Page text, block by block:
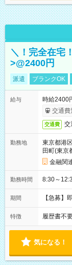
＼！完全在宅
>@2400円
派遣 ブランクOK
給与
時給2400
交通費
交通費 交
勤務地
東京都港区
田町(東京
金融関
勤務時間 8:30～
期間 【急募
特徴 履歴書不
気になる！